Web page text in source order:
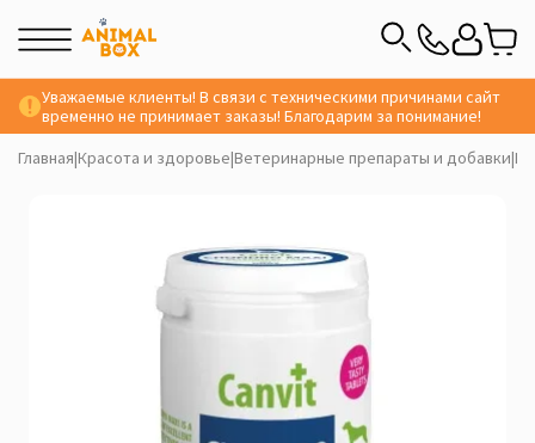
Уважаемые клиенты! В связи с техническими причинами сайт
временно не принимает заказы! Благодарим за понимание!
Главная|Красота и здоровье|Ветеринарные препараты и добавки|